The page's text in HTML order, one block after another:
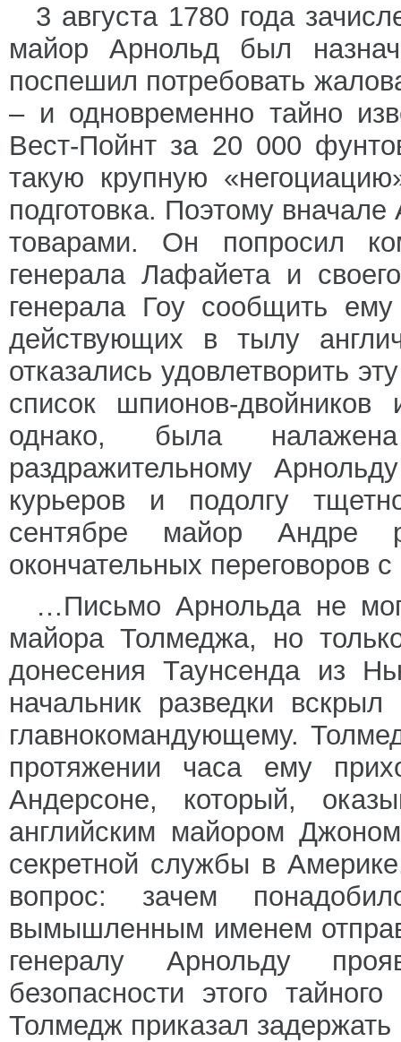
3 августа 1780 года
майор Арнольд был
поспешил потребовать
– и одновременно тайно
Вест-Пойнт за 20 000
такую крупную
подготовка. Поэтому
товарами. Он попросил
генерала Лафайета и
генерала Гоу сообщить
действующих в тылу
отказались удовлетворить
список шпионов-
однако, была
раздражительному
курьеров и подолгу
сентябре майор Андре
окончательных переговоров
…Письмо Арнольда не
майора Толмеджа, но
донесения Таунсенда из
начальник разведки
главнокомандующему.
протяжении часа ему
Андерсоне, который,
английским майором
секретной службы в
вопрос: зачем
вымышленным именем
генералу Арнольду
безопасности этого
Толмедж приказал